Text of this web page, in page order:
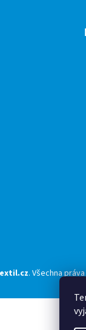
. Všechna